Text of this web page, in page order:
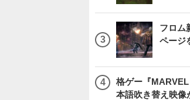
フロム
ページ
格ゲー『
本語吹き替え映像